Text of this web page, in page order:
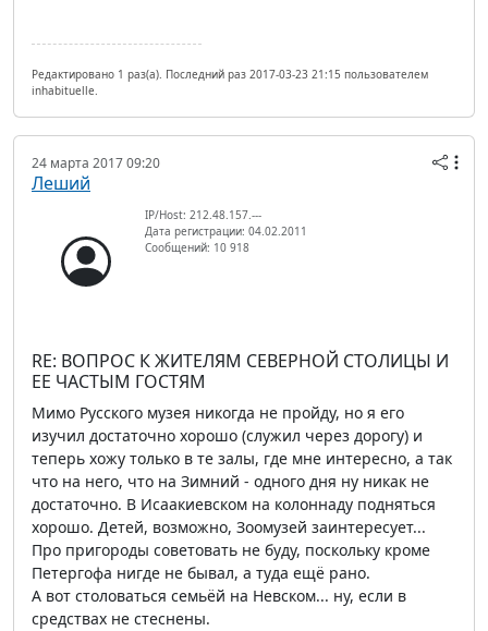
Редактировано 1 раз(а). Последний раз 2017-03-23 21:15 пользователем
inhabituelle.
24 марта 2017 09:20
Леший
IP/Host: 212.48.157.---
Дата регистрации: 04.02.2011
Сообщений: 10 918
RE: ВОПРОС К ЖИТЕЛЯМ СЕВЕРНОЙ СТОЛИЦЫ И
ЕЕ ЧАСТЫМ ГОСТЯМ
Мимо Русского музея никогда не пройду, но я его
изучил достаточно хорошо (служил через дорогу) и
теперь хожу только в те залы, где мне интересно, а так
что на него, что на Зимний - одного дня ну никак не
достаточно. В Исаакиевском на колоннаду подняться
хорошо. Детей, возможно, Зоомузей заинтересует...
Про пригороды советовать не буду, поскольку кроме
Петергофа нигде не бывал, а туда ещё рано.
А вот столоваться семьёй на Невском... ну, если в
средствах не стеснены.